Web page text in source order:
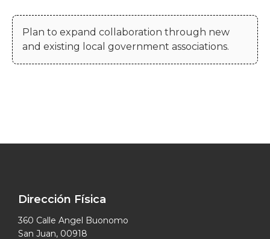
Plan to expand collaboration through new
and existing local government associations.
Dirección Física
360 Calle Angel Buonomo
San Juan, 00918